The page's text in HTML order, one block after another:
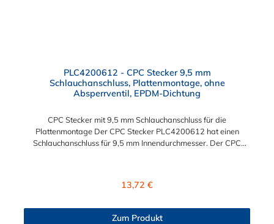
PLC4200612 - CPC Stecker 9,5 mm
Schlauchanschluss, Plattenmontage, ohne
Absperrventil, EPDM-Dichtung
CPC Stecker mit 9,5 mm Schlauchanschluss für die
Plattenmontage Der CPC Stecker PLC4200612 hat einen
Schlauchanschluss für 9,5 mm Innendurchmesser. Der CPC
Verbindungsstück mit O-Ring zur CPC Kupplung hat ein
allen Kupplungen der PLC12-, PLC- und LC- Serie kombinieren.
Regulärer Preis:
13,72 €
Zum Produkt